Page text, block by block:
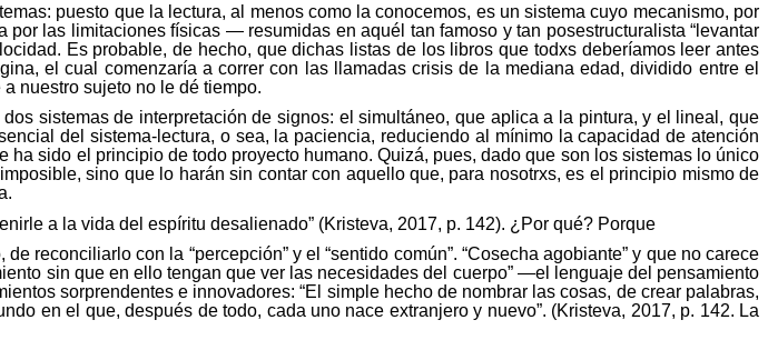
puesto que la lectura, al menos como la conocemos, es un sistema cuyo mecanismo, por
las limitaciones físicas — resumidas en aquél tan famoso y tan posestructuralista “levantar
Es probable, de hecho, que dichas listas de los libros que todxsdeberíamos leer antes
el cual comenzaría a correr con las llamadas crisis de la mediana edad, dividido entre el
nuestro sujeto no le dé tiempo.
sistemas de interpretación de signos: el simultáneo, que aplica a la pintura, y el lineal, que
del sistema-lectura, o sea, la paciencia, reduciendo al mínimo la capacidad de atención
ha sido el principio de todo proyecto humano. Quizá, pues, dado que son los sistemas lo único
sino que lo harán sin contar con aquello que, para nosotrxs, es el principio mismo de
a la vida del espíritu desalienado” (Kristeva, 2017, p. 142). ¿Por qué? Porque
reconciliarlo con la “percepción” y el “sentido común”. “Cosecha agobiante” y que no carece
sin que en ello tengan que ver las necesidades del cuerpo” —el lenguaje del pensamiento
sorprendentes e innovadores: “El simple hecho de nombrar las cosas, de crear palabras,
en el que, después de todo, cada uno nace extranjero y nuevo”. (Kristeva, 2017, p. 142. La